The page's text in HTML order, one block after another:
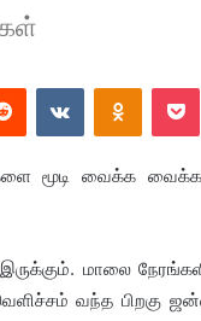
Reddit VKontakte
மூடி வைக்க
மாலை
வந்த பிறகு